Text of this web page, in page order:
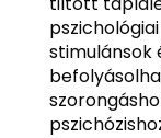
stimulánsok